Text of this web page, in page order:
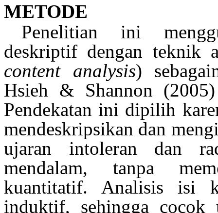
METODE
Penelitian
ini
deskriptif dengan teknik
content analysis)
Hsieh & Shannon (2005)
Pendekatan ini dipilih
mendeskripsikan dan
ujaran
intoleran dan
mendalam, tanpa
kuantitatif. Analisis isi
induktif, sehingga cocok